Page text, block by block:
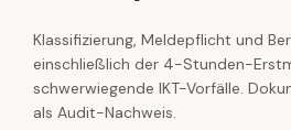
Klassifizierung, Meldepflicht und
einschließlich der 4-Stunden-
schwerwiegende IKT-Vorfälle.
als Audit-Nachweis.